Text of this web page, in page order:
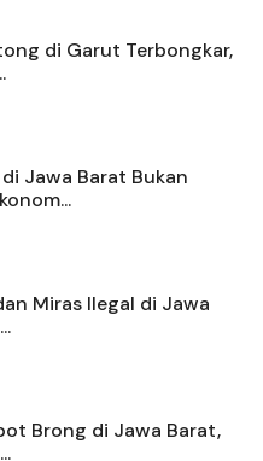
di Garut Terbongkar,
Jawa Barat Bukan
Miras Ilegal di Jawa
Brong di Jawa Barat,